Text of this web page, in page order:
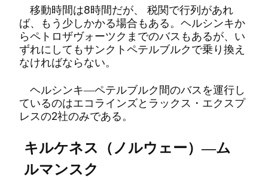
移動時間は8時間だが、 税関で行列があれ
ば、もう少しかかる場合もある。ヘルシンキか
らペトロザヴォーツクまでのバスもあるが、い
ずれにしてもサンクトペテルブルクで乗り換え
なければならない。
ヘルシンキ―ペテルブルク間のバスを運行し
ているのはエコラインズとラックス・エクスプ
レスの2社のみである。
キルケネス（ノルウェー）―ム
ルマンスク